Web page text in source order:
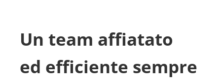
Un team affiatato
ed efficiente sempre